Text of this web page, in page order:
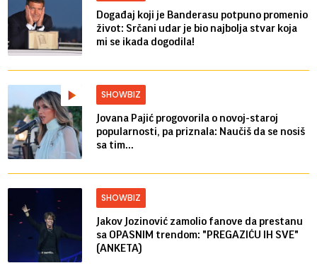
Događaj koji je Banderasu potpuno promenio
život: Srčani udar je bio najbolja stvar koja
mi se ikada dogodila!
SHOWBIZ
Jovana Pajić progovorila o novoj-staroj
popularnosti, pa priznala: Naučiš da se nosiš
sa tim...
SHOWBIZ
Jakov Jozinović zamolio fanove da prestanu
sa OPASNIM trendom: "PREGAZIĆU IH SVE"
(ANKETA)